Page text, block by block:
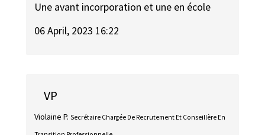
Une avant incorporation et une en école
06 April, 2023 16:22
VP
Violaine P. Secrétaire Chargée De Recrutement Et Conseillère En